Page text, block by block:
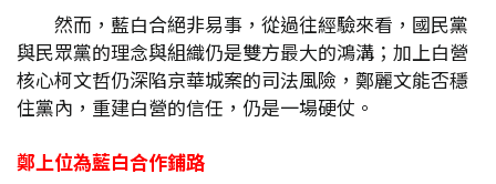
然而，藍白合絕非易事，從過往經驗來看，國民黨
與民眾黨的理念與組織仍是雙方最大的鴻溝；加上白營
核心柯文哲仍深陷京華城案的司法風險，鄭麗文能否穩
住黨內，重建白營的信任，仍是一場硬仗。
鄭上位為藍白合作鋪路